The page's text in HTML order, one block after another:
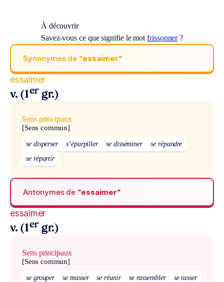
À découvrir
Savez-vous ce que signifie le motfrissonner?
Synonymes de “essaimer“
essaimer
v. (1er gr.)
Sens principaux
[Sens commun]
se disperser s’éparpiller se disséminer
se répandre
se répartir
Antonymes de “essaimer“
essaimer
v. (1er gr.)
Sens principaux
[Sens commun]
se grouper se masser se réunir se rassembler se tasser